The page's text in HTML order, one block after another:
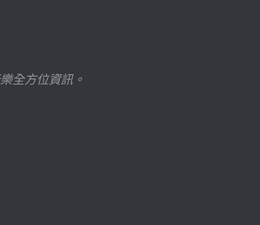
全方位資訊。